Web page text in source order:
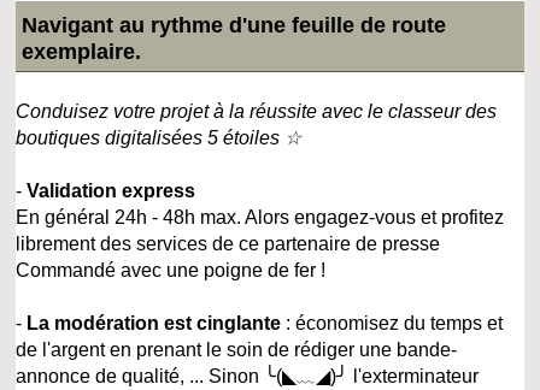
Navigant au rythme d'une feuille de route
exemplaire.
Conduisez votre projet à la réussite avec le classeur des
boutiques digitalisées 5 étoiles ☆
-Validation express
En général 24h - 48h max. Alors engagez-vous et profitez
librement des services de ce partenaire de presse
Commandé avec une poigne de fer !
- La modération est cinglante : économisez du temps et
de l'argent en prenant le soin de rédiger une bande-
annonce de qualité, ... Sinon ╰(◣﹏◢)╯ l'exterminateur